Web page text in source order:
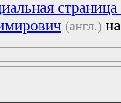
(англ.)